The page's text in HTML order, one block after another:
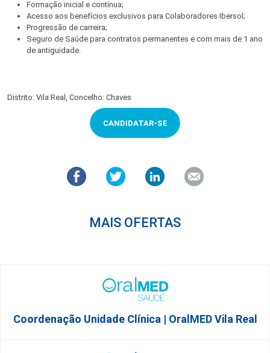
Formação inicial e contínua;
Acesso aos benefícios exclusivos para Colaboradores Ibersol;
Progressão de carreira;
Seguro de Saúde para contratos permanentes e com mais de 1 ano
de antiguidade.
Distrito: Vila Real, Concelho: Chaves
CANDIDATAR-SE
MAIS OFERTAS
Coordenação Unidade Clínica | OralMED Vila Real